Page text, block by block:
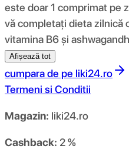
este doar 1 comprimat pe
vă completați dieta zilnică
vitamina B6 și
Afișează tot
cumpara de pe liki24.ro
Termeni si Conditii
Magazin: liki24.ro
Cashback: 2 %